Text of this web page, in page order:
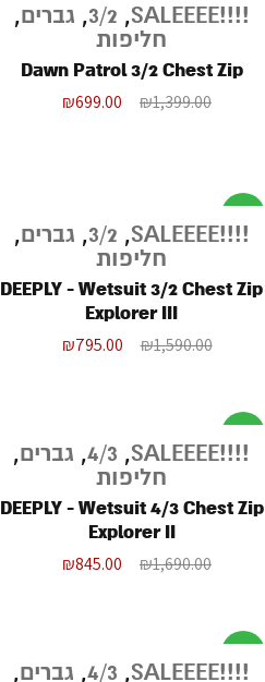
!!!!SALEEEE
,
3/2
, גברים,
חליפות
Dawn Patrol 3/2 Chest Zip
₪1,399.00
₪699.00
!!!!SALEEEE
,
3/2
, גברים,
חליפות
DEEPLY - Wetsuit 3/2 Chest Zip
Explorer III
₪1,590.00
₪795.00
!!!!SALEEEE
,
4/3
, גברים,
חליפות
DEEPLY - Wetsuit 4/3 Chest Zip
Explorer II
₪1,690.00
₪845.00
!!!!SALEEEE
,
4/3
, גברים,